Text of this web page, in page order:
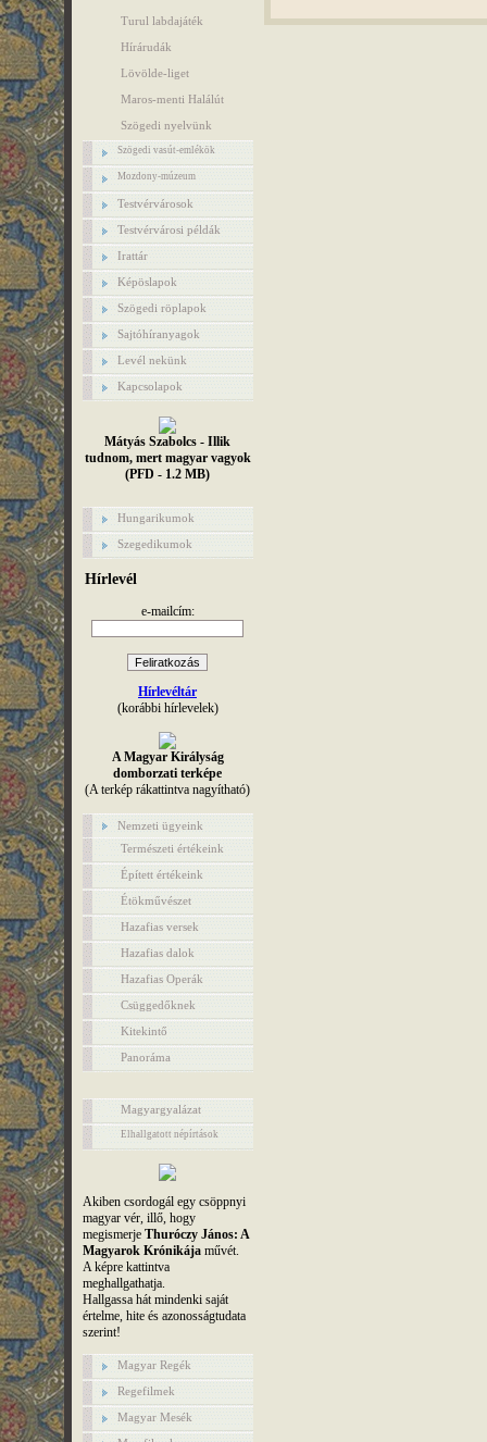
Turul labdajáték
Hírárudák
Lövölde-liget
Maros-menti Halálút
Szögedi nyelvünk
Szögedi vasút-emlékök
Mozdony-múzeum
Testvérvárosok
Testvérvárosi példák
Irattár
Képöslapok
Szögedi röplapok
Sajtóhíranyagok
Levél nekünk
Kapcsolapok
Mátyás Szabolcs - Illik
tudnom, mert magyar vagyok
(PFD - 1.2 MB)
Hungarikumok
Szegedikumok
Hírlevél
e-mailcím:
Hírlevéltár
(korábbi hírlevelek)
A Magyar Királyság
domborzati terképe
(A terkép rákattintva nagyítható)
Nemzeti ügyeink
Természeti értékeink
Épített értékeink
Étökművészet
Hazafias versek
Hazafias dalok
Hazafias Operák
Csüggedőknek
Kitekintő
Panoráma
Magyargyalázat
Elhallgatott népírtások
Akiben csordogál egy csöppnyi
magyar vér, illő, hogy
megismerje Thuróczy János: A
Magyarok Krónikájaművét.
A képre kattintva
meghallgathatja.
Hallgassa hát mindenki saját
értelme, hite és azonosságtudata
szerint!
Magyar Regék
Regefilmek
Magyar Mesék